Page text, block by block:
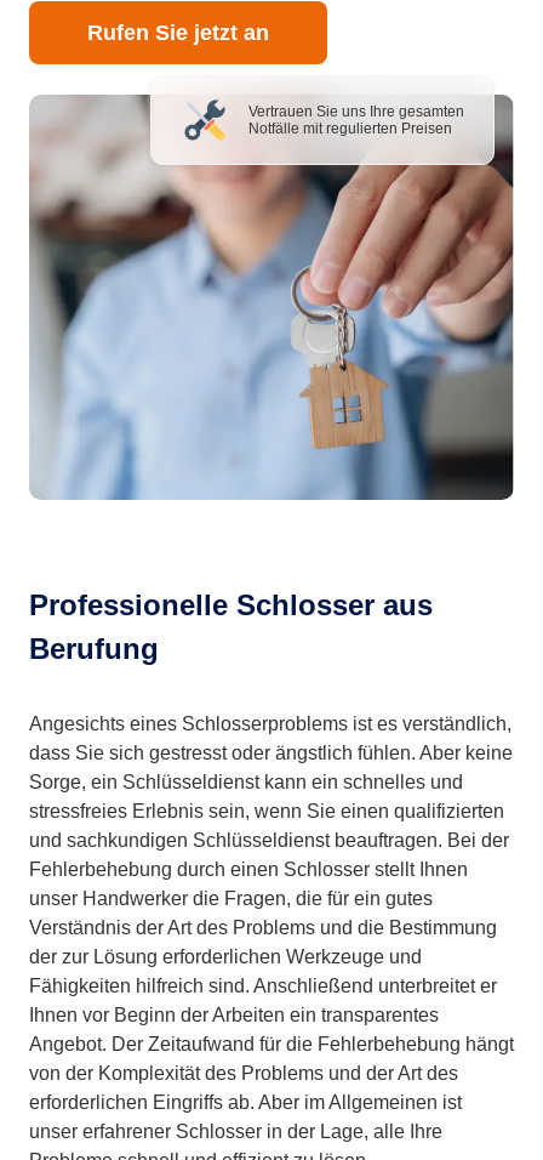
Rufen Sie jetzt an
Vertrauen Sie uns Ihre gesamten
Notfälle mit regulierten Preisen
Professionelle Schlosser aus
Berufung
Angesichts eines Schlosserproblems ist es verständlich,
dass Sie sich gestresst oder ängstlich fühlen. Aber keine
Sorge, ein Schlüsseldienst kann ein schnelles und
stressfreies Erlebnis sein, wenn Sie einen qualifizierten
und sachkundigen Schlüsseldienst beauftragen. Bei der
Fehlerbehebung durch einen Schlosser stellt Ihnen
unser Handwerker die Fragen, die für ein gutes
Verständnis der Art des Problems und die Bestimmung
der zur Lösung erforderlichen Werkzeuge und
Fähigkeiten hilfreich sind. Anschließend unterbreitet er
Ihnen vor Beginn der Arbeiten ein transparentes
Angebot. Der Zeitaufwand für die Fehlerbehebung hängt
von der Komplexität des Problems und der Art des
erforderlichen Eingriffs ab. Aber im Allgemeinen ist
unser erfahrener Schlosser in der Lage, alle Ihre